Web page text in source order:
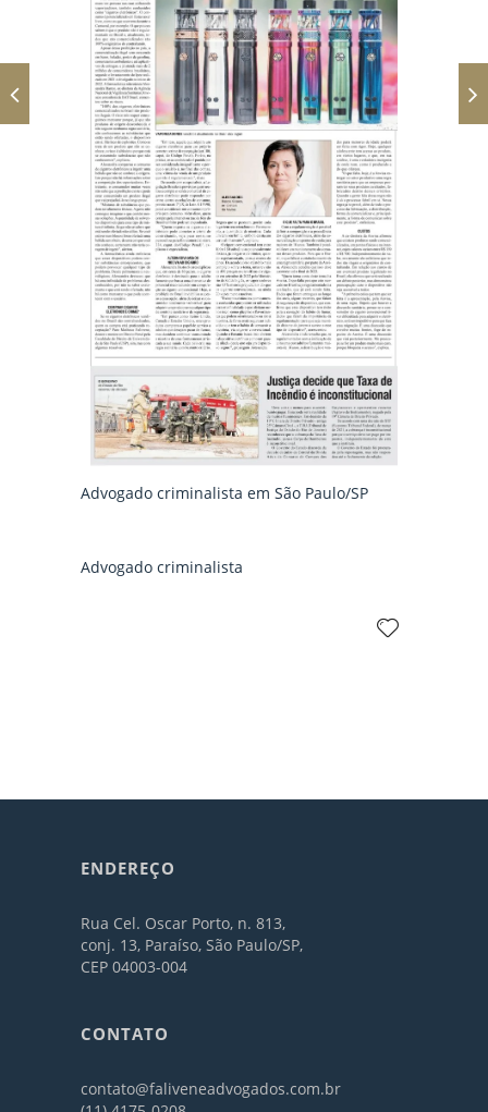
Advogado criminalista em São Paulo/SP
Advogado criminalista
ENDEREÇO
Rua Cel. Oscar Porto, n. 813,
conj. 13, Paraíso, São Paulo/SP,
CEP 04003-004
CONTATO
contato@faliveneadvogados.com.br